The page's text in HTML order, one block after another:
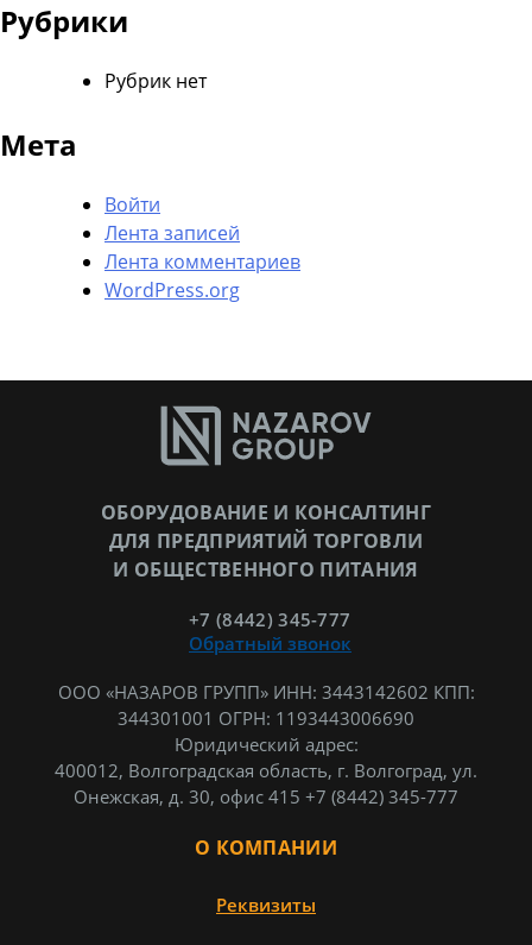
Рубрики
Рубрик нет
Мета
Войти
Лента записей
Лента комментариев
WordPress.org
ОБОРУДОВАНИЕ И КОНСАЛТИНГ
ДЛЯ ПРЕДПРИЯТИЙ ТОРГОВЛИ
И ОБЩЕСТВЕННОГО ПИТАНИЯ
+7 (8442) 345-777
Обратный звонок
ООО «НАЗАРОВ ГРУПП»ИНН: 3443142602 КПП:
344301001 ОГРН: 1193443006690
Юридический адрес:
400012, Волгоградская область, г. Волгоград, ул.
Онежская, д. 30, офис 415 +7 (8442) 345-777
О КОМПАНИИ
Реквизиты